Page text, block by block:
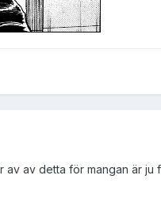
av detta för mangan är ju